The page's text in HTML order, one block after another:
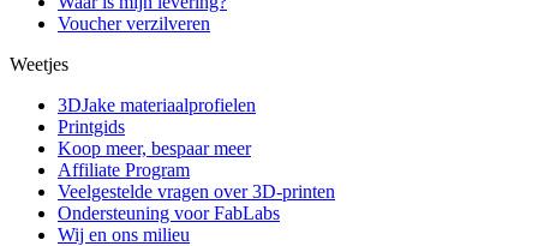
Voucher verzilveren
Weetjes
3DJake materiaalprofielen
Printgids
Koop meer, bespaar meer
Affiliate Program
Veelgestelde vragen over 3D-printen
Ondersteuning voor FabLabs
Wij en ons milieu